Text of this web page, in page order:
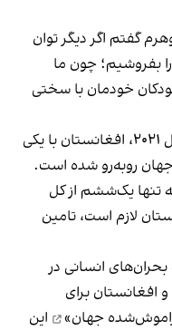
گفتم اگر دیگر توان
را بفروشیم؛ چون ما
خودمان با سختی
پس از بازگشت طالبان به قدرت در سال ۲۰۲۱، افغانستان با یکی
روبه‌رو شده است.
تنها یک‌ششم از کل
لازم است، تامین
انسانی در
افغانستان برای
جهان»
این